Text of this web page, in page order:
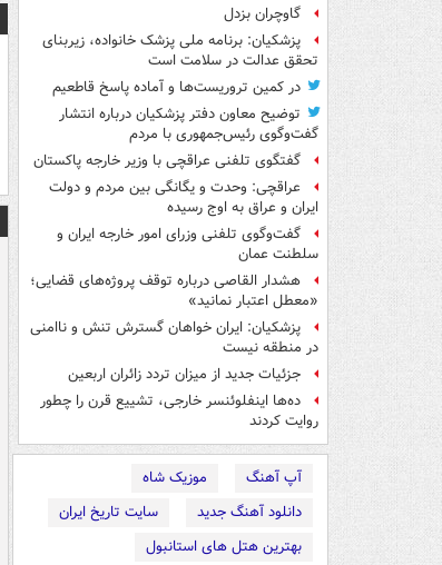
گاوچران بزدل
پزشکیان: برنامه ملی پزشک خانواده، زیربنای
تحقق عدالت در سلامت است
در کمین تروریست‌ها و آماده پاسخ قاطعیم
توضیح معاون دفتر پزشکیان درباره انتشار
گفت‌وگوی رئیس‌جمهوری با مردم
گفتگوی تلفنی عراقچی با وزیر خارجه پاکستان
عراقچی: وحدت و یگانگی بین مردم و دولت
ایران و عراق به اوج رسیده
گفت‌وگوی تلفنی وزرای امور خارجه ایران و
سلطنت عمان
هشدار القاصی درباره توقف پروژه‌های قضایی؛
«معطل اعتبار نمانید»
پزشکیان: ایران خواهان گسترش تنش و ناامنی
در منطقه نیست
جزئیات جدید از میزان تردد زائران اربعین
ده‌ها اینفلوئنسر خارجی، تشییع قرن را چطور
روایت کردند
آپ آهنگ
موزیک شاه
دانلود آهنگ جدید
سایت تاریخ ایران
بهترین هتل های استانبول